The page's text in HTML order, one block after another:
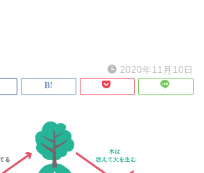
2020年11月10日